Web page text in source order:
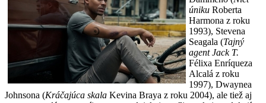
úniku Roberta
Harmona z roku
1993), Stevena
Seagala (Tajný
agent Jack T.
Félixa Enríqueza
Alcalá z roku
1997), Dwaynea
Johnsona (Kráčajúca skala Kevina Braya z roku 2004), ale tiež aj